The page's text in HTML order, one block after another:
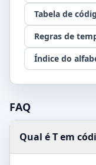
Tabela de
Regras de
Índice do
FAQ
Qual é T em